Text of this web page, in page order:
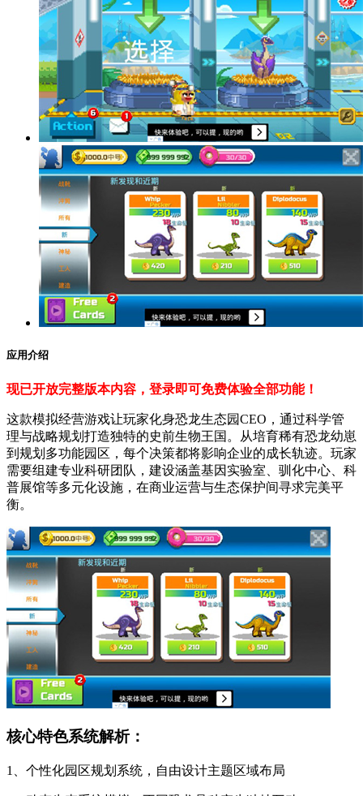
应用介绍
现已开放完整版本内容，登录即可免费体验全部功能！
这款模拟经营游戏让玩家化身恐龙生态园CEO，通过科学管
理与战略规划打造独特的史前生物王国。从培育稀有恐龙幼崽
到规划多功能园区，每个决策都将影响企业的成长轨迹。玩家
需要组建专业科研团队，建设涵盖基因实验室、驯化中心、科
普展馆等多元化设施，在商业运营与生态保护间寻求完美平
衡。
核心特色系统解析：
1、个性化园区规划系统，自由设计主题区域布局